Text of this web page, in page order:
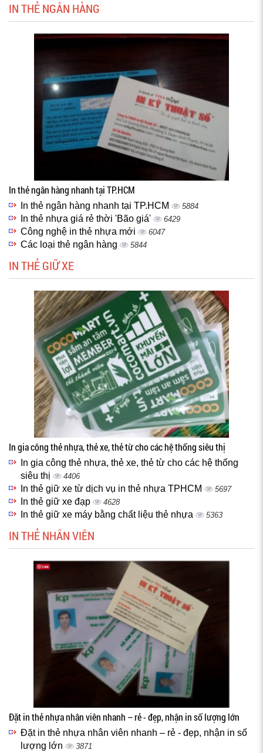
IN THẺ NGÂN HÀNG
In thẻ ngân hàng nhanh tại TP.HCM
In thẻ ngân hàng nhanh tại TP.HCM 5884
In thẻ nhựa giá rẻ thời 'Bão giá' 6429
Công nghệ in thẻ nhựa mới 6047
Các loại thẻ ngân hàng 5844
IN THẺ GIỮ XE
In gia công thẻ nhựa, thẻ xe, thẻ từ cho các hệ thống siêu thị
In gia công thẻ nhựa, thẻ xe, thẻ từ cho các hệ thống
siêu thị
4406
In thẻ giữ xe từ dịch vụ in thẻ nhựa TPHCM 5697
In thẻ giữ xe đạp 4628
In thẻ giữ xe máy bằng chất liệu thẻ nhựa 5363
IN THẺ NHÂN VIÊN
Đặt in thẻ nhựa nhân viên nhanh – rẻ - đẹp, nhận in số lượng lớn
Đặt in thẻ nhựa nhân viên nhanh – rẻ - đẹp, nhận in số
lượng lớn
3871